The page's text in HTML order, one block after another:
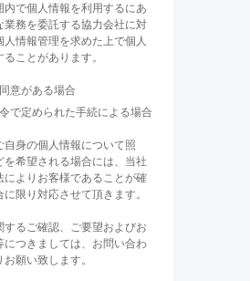
内で個人情報を利用するにあ
業務を委託する協力会社に対
人情報管理を求めた上で個人
ことがあります。
意がある場合
で定められた手続による場合
自身の個人情報について照
を希望される場合には、当社
によりお客様であることが確
限り対応させて頂きます。
するご確認、ご要望およびお
につきましては、お問い合わ
願い致します。